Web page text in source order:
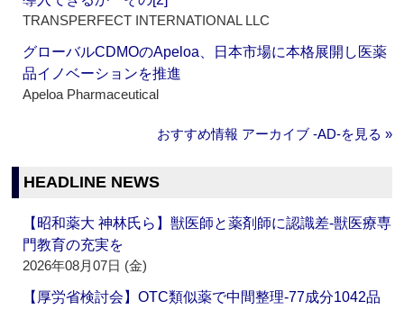
TRANSPERFECT INTERNATIONAL LLC
グローバルCDMOのApeloa、日本市場に本格展開し医薬
品イノベーションを推進
Apeloa Pharmaceutical
おすすめ情報 アーカイブ ‐AD‐を見る »
HEADLINE NEWS
【昭和薬大 神林氏ら】獣医師と薬剤師に認識差‐獣医療専
門教育の充実を
2026年08月07日 (金)
【厚労省検討会】OTC類似薬で中間整理‐77成分1042品